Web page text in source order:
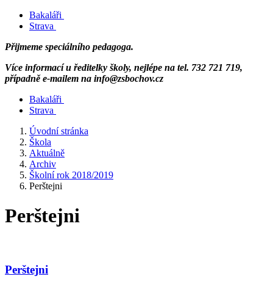
Bakaláři
Strava
Přijmeme speciálního pedagoga.
Více informací u ředitelky školy, nejlépe na tel. 732 721 719,
případně e-mailem na info@zsbochov.cz
Bakaláři
Strava
Úvodní stránka
Škola
Aktuálně
Archiv
Školní rok 2018/2019
Perštejni
Perštejni
Perštejni